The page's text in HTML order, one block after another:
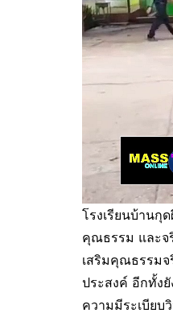
โรงเรียนบ้าน
คุณธรรม และจ
เสริมคุณธรรม
ประสงค์ อีกทั้ง
ความมีระเบียบ